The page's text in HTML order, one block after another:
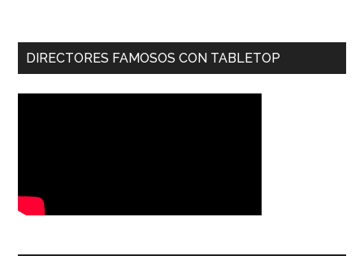
DIRECTORES FAMOSOS CON TABLETOP